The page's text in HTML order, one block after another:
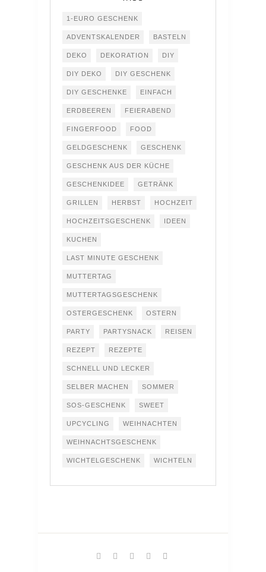
1-EURO GESCHENK
ADVENTSKALENDER BASTELN
DEKO DEKORATION DIY
DIY DEKO DIY GESCHENK
DIY GESCHENKE EINFACH
ERDBEEREN FEIERABEND
FINGERFOOD FOOD
GELDGESCHENK GESCHENK
GESCHENK AUS DER KÜCHE
GESCHENKIDEE GETRÄNK
GRILLEN HERBST HOCHZEIT
HOCHZEITSGESCHENK IDEEN
KUCHEN
LAST MINUTE GESCHENK
MUTTERTAG
MUTTERTAGSGESCHENK
OSTERGESCHENK OSTERN
PARTY PARTYSNACK REISEN
REZEPT REZEPTE
SCHNELL UND LECKER
SELBER MACHEN SOMMER
SOS-GESCHENK SWEET
UPCYCLING WEIHNACHTEN
WEIHNACHTSGESCHENK
WICHTELGESCHENK WICHTELN